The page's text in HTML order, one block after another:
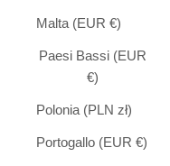
Malta (EUR €)
Paesi Bassi (EUR
€)
Polonia (PLN zł)
Portogallo (EUR €)